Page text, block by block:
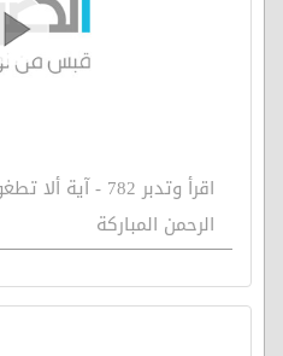
اقرأ وتدبر 782 -
الرحمن المباركة